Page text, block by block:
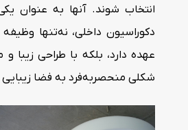
انتخاب ‌شوند. آنها به عنوان
دکوراسیون داخلی، نه‌تنها
عهده دارد، بلکه با طراحی زیبا
شکلی منحصربه‌فرد به فضا